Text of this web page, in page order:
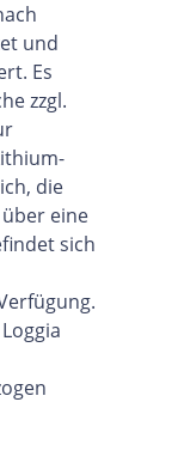
und
Es
zzgl.
die
eine
sich